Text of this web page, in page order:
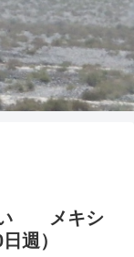
い メキシ
週）